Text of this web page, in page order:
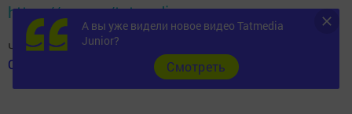
https://max.ru/tatmedia
Читай «Волжскую новь» в
Одноклассники
А вы уже видели новое видео Tatmedia
Junior?
Cмотреть